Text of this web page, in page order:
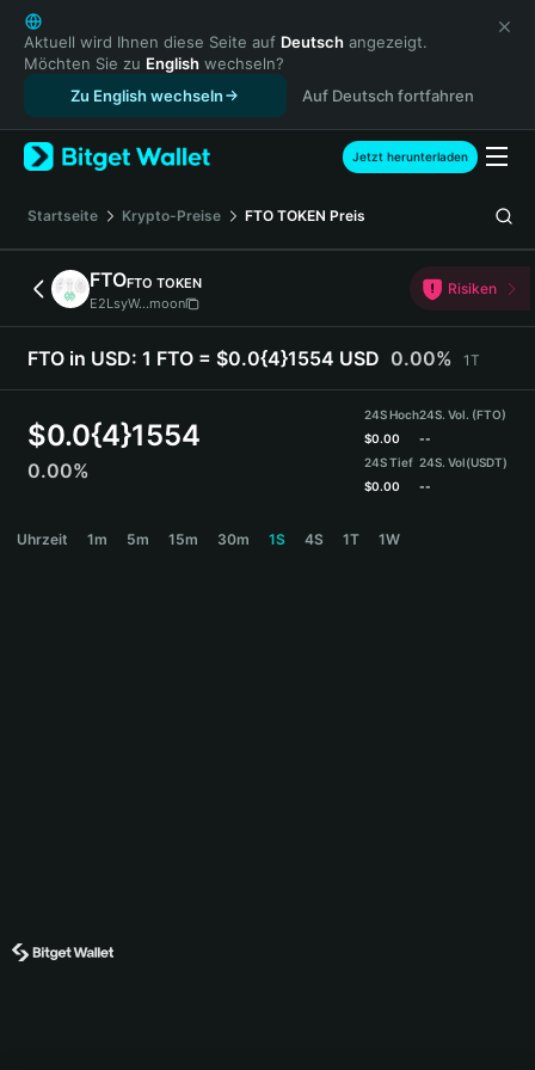
English
日本語
Tiếng Việt
Русский
Español (Latinoamérica)
Türkçe
Français
Deutsch
简体中文
繁體中文
Português (Portugal)
Bahasa Indonesia
ภาษาไทย
Español
Español (Argentina)
Aktuell wird Ihnen diese Seite auf Deutsch angezeigt.
Möchten Sie zu English wechseln?
Zu English wechseln
Auf Deutsch fortfahren
Jetzt herunterladen
Startseite Krypto-Preise FTO TOKEN Preis
FTOFTO TOKEN
E2LsyW...moon
Risiken
FTO in USD: 1 FTO = $0.0{4}1554 USD 0.00% 1T
$0.0{4}1554
0.00%
24S Hoch
$0.00
24S Tief
$0.00
24S. Vol. (FTO)
--
24S. Vol(USDT)
--
Uhrzeit 1m 5m 15m 30m 1S 4S 1T 1W